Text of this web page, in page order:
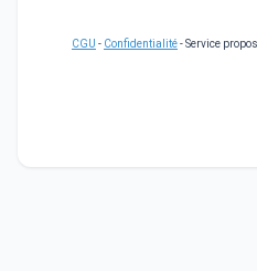
CGU - Confidentialité- Service